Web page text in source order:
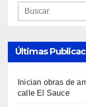
Últimas
Inician obras de
calle El Sauce